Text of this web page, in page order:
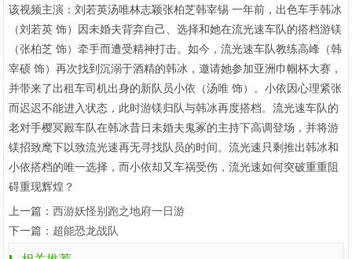
该视频主演：刘若英汤唯林志颖张柏芝韩宰锡 一年前，出色车手韩冰
（刘若英 饰）因未婚夫背弃自己、选择和她在流光速车队的搭档游镁
（张柏芝 饰）牵手而遭受精神打击。如今，流光速车队教练高峰（韩
宰硕 饰）再次找到沉溺于酒精的韩冰，邀请她参加亚洲巾帼杯大赛，
并带来了出租车司机出身的新队员小依（汤唯 饰）。小依因心理紧张
而迟迟不能进入状态，此时游镁归队与韩冰再度搭档。流光速车队的
老对手樱冥殿车队在韩冰昔日未婚夫鬼冢的主持下高调登场，并将游
镁招致麾下以致流光速再无寻找队员的时间。流光速只剩推出韩冰和
小依搭档的唯一选择，而小依却又车祸受伤，流光速如何突破重重阻
碍重现辉煌？
上一篇： 西游妖怪别跑之地府一日游
下一篇： 超能恐龙战队